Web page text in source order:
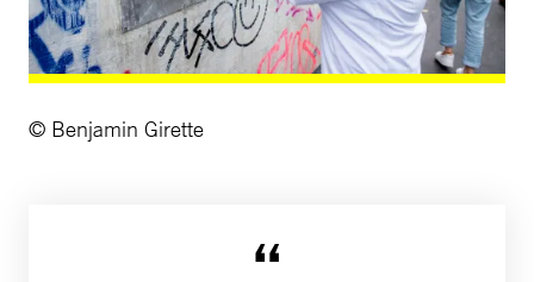
© Benjamin Girette